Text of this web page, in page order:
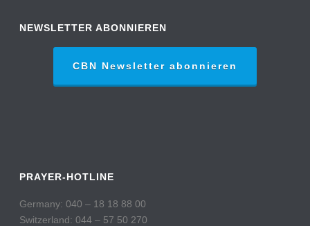
NEWSLETTER ABONNIEREN
CBN Newsletter abonnieren
PRAYER-HOTLINE
Germany: 040 – 18 18 88 00
Switzerland: 044 – 57 50 270